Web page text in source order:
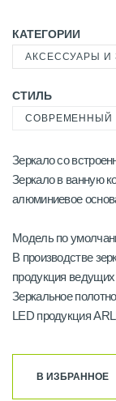
КАТЕГОРИИ
АКСЕССУАРЫ И
СТИЛЬ
СОВРЕМЕННЫЙ
Зеркало со
Зеркало в ванную
алюминиевое
Модель по
В производстве
продукция
Зеркальное
LED продукция
В ИЗБРАННОЕ